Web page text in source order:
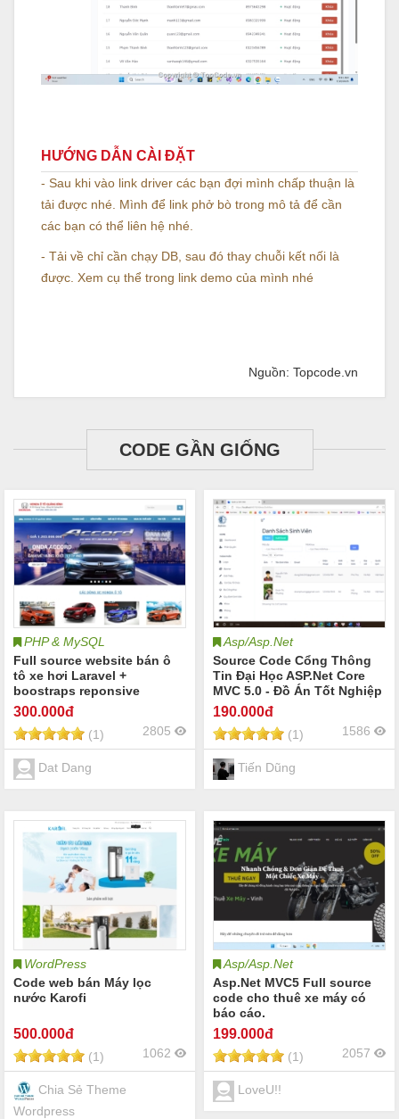
HƯỚNG DẪN CÀI ĐẶT
- Sau khi vào link driver các bạn đợi mình chấp thuận là
tải được nhé. Mình để link phở bò trong mô tả để cần
các bạn có thể liên hệ nhé.
- Tải về chỉ cần chạy DB, sau đó thay chuỗi kết nối là
được. Xem cụ thể trong link demo của mình nhé
Nguồn: Topcode.vn
CODE GẦN GIỐNG
PHP & MySQL
Full source website bán ô
tô xe hơi Laravel +
boostraps reponsive
300.000đ
(1) 2805
Dat Dang
Asp/Asp.Net
Source Code Cổng Thông
Tin Đại Học ASP.Net Core
MVC 5.0 - Đồ Án Tốt Nghiệp
9đ
190.000đ
(1) 1586
Tiến Dũng
WordPress
Code web bán Máy lọc
nước Karofi
500.000đ
(1) 1062
Chia Sẻ Theme
Wordpress
Asp/Asp.Net
Asp.Net MVC5 Full source
code cho thuê xe máy có
báo cáo.
199.000đ
(1) 2057
LoveU!!